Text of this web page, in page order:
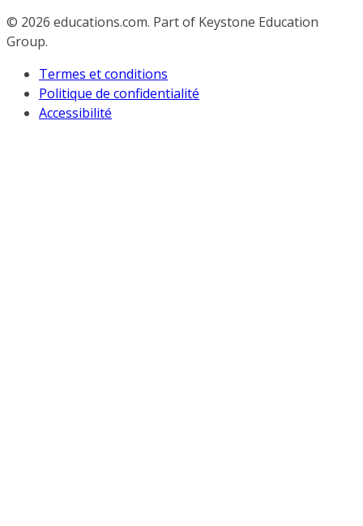
© 2026 educations.com. Part of Keystone Education
Group.
Termes et conditions
Politique de confidentialité
Accessibilité